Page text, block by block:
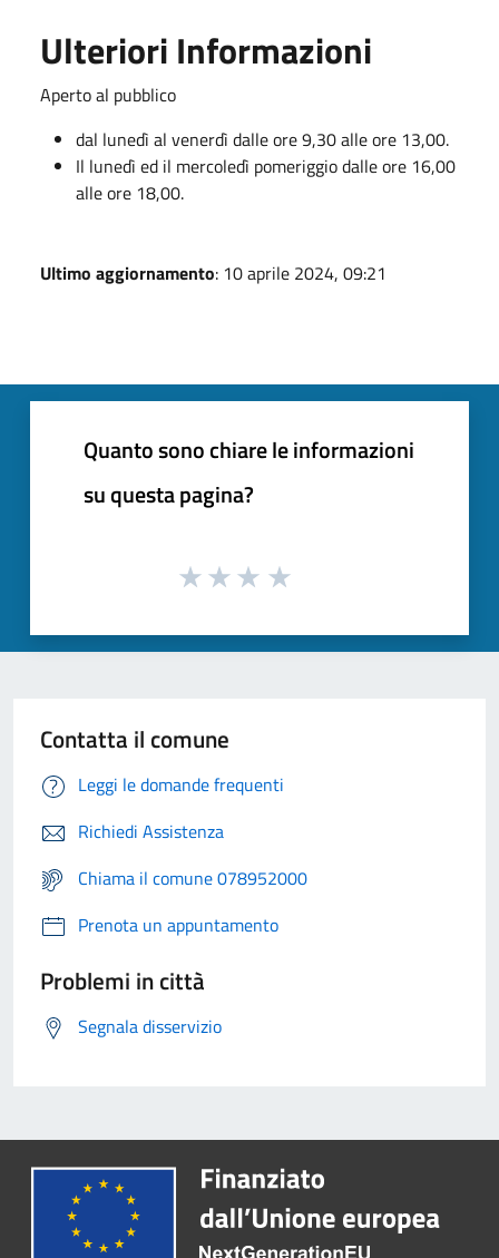
Ulteriori Informazioni
Aperto al pubblico
dal lunedì al venerdì dalle ore 9,30 alle ore 13,00.
Il lunedì ed il mercoledì pomeriggio dalle ore 16,00
alle ore 18,00.
Ultimo aggiornamento: 10 aprile 2024, 09:21
Quanto sono chiare le informazioni
su questa pagina?
Contatta il comune
Leggi le domande frequenti
Richiedi Assistenza
Chiama il comune 078952000
Prenota un appuntamento
Problemi in città
Segnala disservizio